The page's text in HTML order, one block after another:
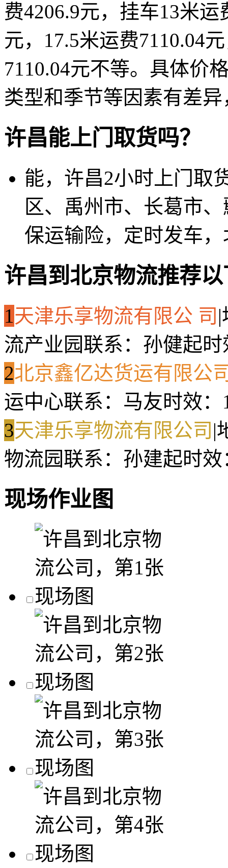
费4206.9元，挂车13米运
元，17.5米运费7110.04
7110.04元不等。具体价
类型和季节等因素有差
许昌能上门取货吗？
能，许昌2小时上门取
区、禹州市、长葛市
保运输险，定时发车
许昌到北京物流推荐
1天津乐享物流有限公 司 |
流产业园联系：孙健起
2北京鑫亿达货运有限公
运中心联系：马友时效：
3天津乐享物流有限公司 |
物流园联系：孙建起时
现场作业图